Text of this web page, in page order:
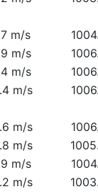
m/s
m/s
m/s
m/s
m/s
m/s
m/s
m/s